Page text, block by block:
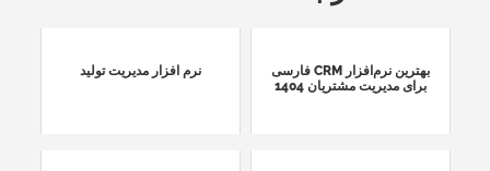
بهترین نرم‌افزار CRM فارسی
برای مدیریت مشتریان 1404
نرم افزار مدیریت تولید